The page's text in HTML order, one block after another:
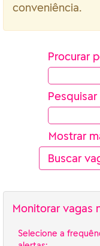
conveniência.
Procurar
Mostrar
Monitorar vagas
Selecione a